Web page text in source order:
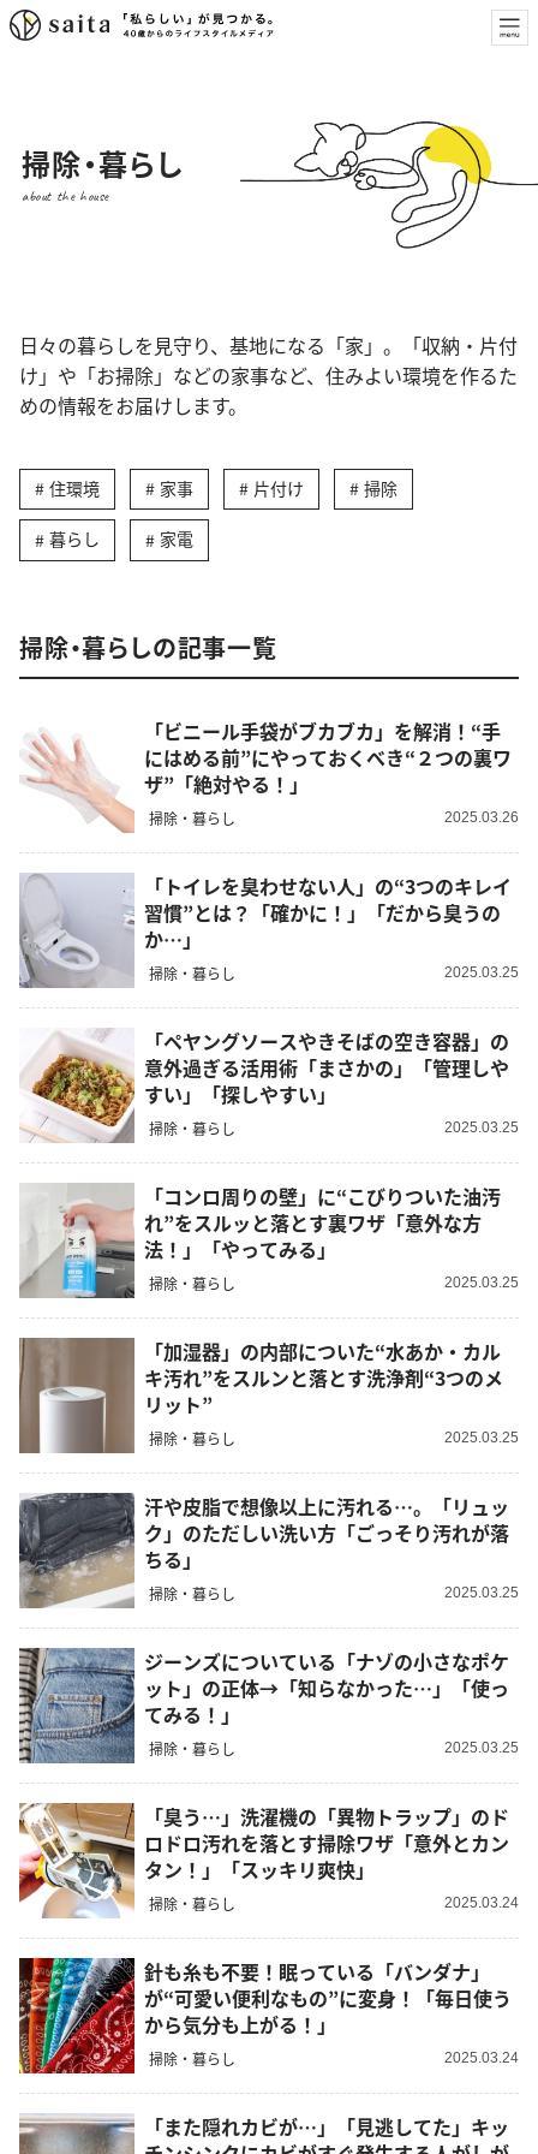
掃除・暮らし
about the house
日々の暮らしを見守り、基地になる「家」。「収納・片付
け」や「お掃除」などの家事など、住みよい環境を作るた
めの情報をお届けします。
住環境 家事 片付け 掃除
暮らし 家電
掃除・暮らしの記事一覧
「ビニール手袋がブカブカ」を解消！“手
にはめる前”にやっておくべき“２つの裏ワ
ザ”「絶対やる！」
掃除・暮らし 2025.03.26
「トイレを臭わせない人」の“3つのキレイ
習慣”とは？「確かに！」「だから臭うの
か…」
掃除・暮らし 2025.03.25
「ペヤングソースやきそばの空き容器」の
意外過ぎる活用術「まさかの」「管理しや
すい」「探しやすい」
掃除・暮らし 2025.03.25
「コンロ周りの壁」に“こびりついた油汚
れ”をスルッと落とす裏ワザ「意外な方
法！」「やってみる」
掃除・暮らし 2025.03.25
「加湿器」の内部についた“水あか・カル
キ汚れ”をスルンと落とす洗浄剤“3つのメ
リット”
掃除・暮らし 2025.03.25
汗や皮脂で想像以上に汚れる…。「リュッ
ク」のただしい洗い方「ごっそり汚れが落
ちる」
掃除・暮らし 2025.03.25
ジーンズについている「ナゾの小さなポケ
ット」の正体→「知らなかった…」「使っ
てみる！」
掃除・暮らし 2025.03.25
「臭う…」洗濯機の「異物トラップ」のド
ロドロ汚れを落とす掃除ワザ「意外とカン
タン！」「スッキリ爽快」
掃除・暮らし 2025.03.24
針も糸も不要！眠っている「バンダナ」
が“可愛い便利なもの”に変身！「毎日使う
から気分も上がる！」
掃除・暮らし 2025.03.24
「また隠れカビが…」「見逃してた」キッ